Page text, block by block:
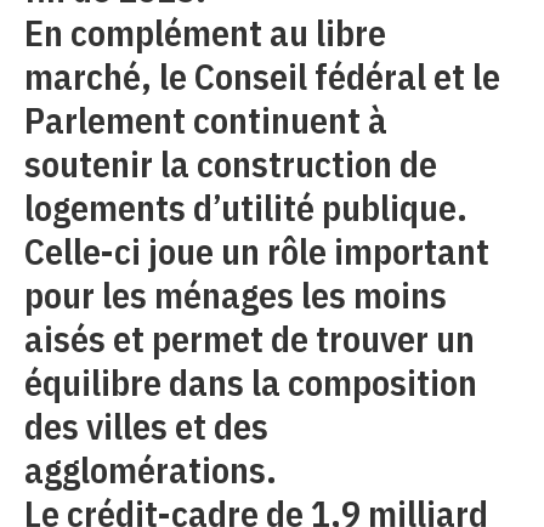
En complément au libre
marché, le Conseil fédéral et le
Parlement continuent à
soutenir la construction de
logements d’utilité publique.
Celle-ci joue un rôle important
pour les ménages les moins
aisés et permet de trouver un
équilibre dans la composition
des villes et des
agglomérations.
Le crédit-cadre de 1,9 milliard